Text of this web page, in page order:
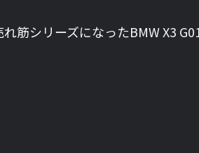
筋シリーズになったBMW X3